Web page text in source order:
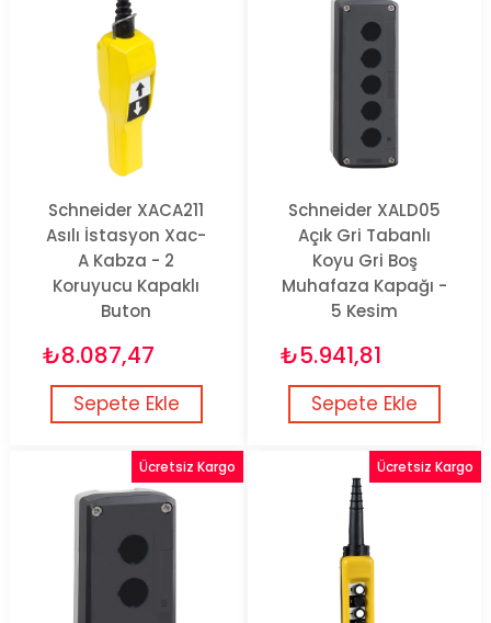
Schneider XACA211
Asılı İstasyon Xac-
A Kabza - 2
Koruyucu Kapaklı
Buton
₺8.087,47
Sepete Ekle
Schneider XALD05
Açık Gri Tabanlı
Koyu Gri Boş
Muhafaza Kapağı -
5 Kesim
₺5.941,81
Sepete Ekle
Ücretsiz Kargo Ücretsiz Kargo